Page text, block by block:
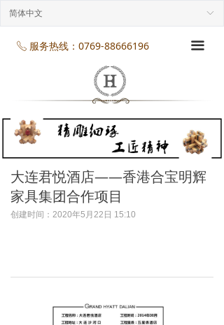
ꀅ
简体中文
끀
首页
企业介绍
项目服务
企业规模
企业资质
ꂅ 服务热线：0769-88666196
大连君悦酒店——香港合宝明辉
家具集团合作项目
创建时间： 2020年5月22日 15:10